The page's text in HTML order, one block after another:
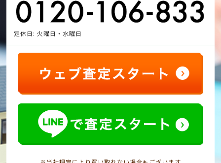
定休日: 火曜日・水曜日